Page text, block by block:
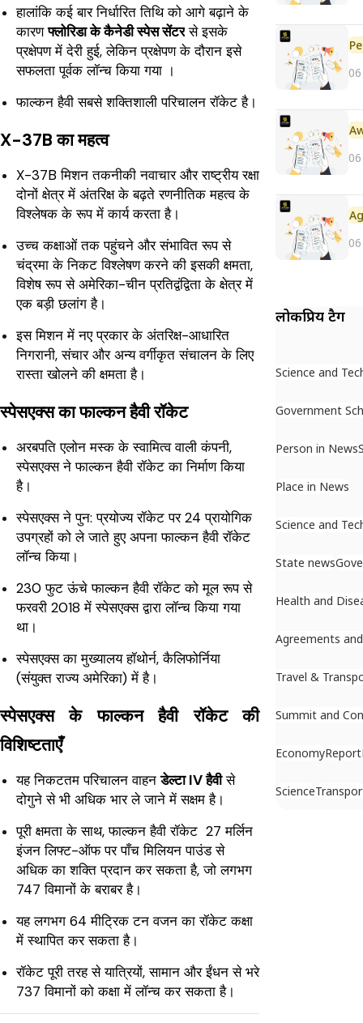
हालांकि कई बार निर्धारित तिथि को आगे बढ़ाने के
कारणफ्लोरिडा के कैनेडी स्पेस सेंटरसे इसके
प्रक्षेपण में देरी हुई, लेकिन प्रक्षेपण के दौरान इसे
सफलता पूर्वक लॉन्च किया गया ।
फाल्कन हैवी सबसे शक्तिशाली परिचालन रॉकेट है।
X-37B का महत्व
X-37B मिशन तकनीकी नवाचार और राष्ट्रीय रक्षा
दोनों क्षेत्र में अंतरिक्ष के बढ़ते रणनीतिक महत्व के
विश्लेषक के रूप में कार्य करता है।
उच्च कक्षाओं तक पहुंचने और संभावित रूप से
चंद्रमा के निकट विश्लेषण करने की इसकी क्षमता,
विशेष रूप से अमेरिका-चीन प्रतिद्वंद्विता के क्षेत्र में
एक बड़ी छलांग है।
इस मिशन में नए प्रकार के अंतरिक्ष-आधारित
निगरानी, ​​संचार और अन्य वर्गीकृत संचालन के लिए
रास्ता खोलने की क्षमता है।
स्पेसएक्स का फाल्कन हैवी रॉकेट
अरबपति एलोन मस्क के स्वामित्व वाली कंपनी,
स्पेसएक्स ने फाल्कन हैवी रॉकेट का निर्माण किया
है।
स्पेसएक्स ने पुन: प्रयोज्य रॉकेट पर 24 प्रायोगिक
उपग्रहों को ले जाते हुए अपना फाल्कन हैवी रॉकेट
लॉन्च किया।
230 फुट ऊंचे फाल्कन हैवी रॉकेट को मूल रूप से
फरवरी 2018 में स्पेसएक्स द्वारा लॉन्च किया गया
था।
स्पेसएक्स का मुख्यालय हॉथोर्न, कैलिफोर्निया
(संयुक्त राज्य अमेरिका) में है।
स्पेसएक्स के फाल्कन हैवी रॉकेट की
विशिष्टताएँ
यह निकटतम परिचालन वाहनडेल्टा IV हैवीसे
दोगुने से भी अधिक भार ले जाने में सक्षम है।
पूरी क्षमता के साथ, फाल्कन हैवी रॉकेट 27 मर्लिन
इंजन लिफ्ट-ऑफ पर पाँच मिलियन पाउंड से
अधिक का शक्ति प्रदान कर सकता है, जो लगभग
747 विमानों के बराबर है।
यह लगभग 64 मीट्रिक टन वजन का रॉकेट कक्षा
में स्थापित कर सकता है।
रॉकेट पूरी तरह से यात्रियों, सामान और ईंधन से भरे
737 विमानों को कक्षा में लॉन्च कर सकता है।
लोकप्रिय टैग
Science and
Government
Person in News
Place in News
Science and
State news
Health and
Agreements
Travel &
Summit and
EconomyReport
Science